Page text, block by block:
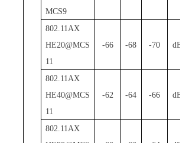
MCS9
802.11AX
HE20@MCS
11
-66 -68 -70 dBm
802.11AX
HE40@MCS
11
-62 -64 -66 dBm
802.11AX